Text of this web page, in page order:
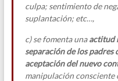
culpa; sentimiento de
suplantación; etc…,
c) se fomenta unaactitud
separación de los padres
aceptación del nuevo
manipulación consciente